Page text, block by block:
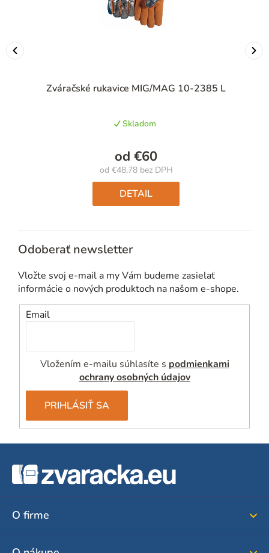
Zváračské rukavice MIG/MAG 10-2385 L
Skladom
od €60
od €48,78bez DPH
Jednotková
cena:
DETAIL
Odoberať newsletter
Vložte svoj e-mail a my Vám budeme zasielať
informácie o nových produktoch na našom e-shope.
Email
Vložením e-mailu súhlasíte s podmienkami
ochrany osobných údajov
PRIHLÁSIŤ SA
O firme